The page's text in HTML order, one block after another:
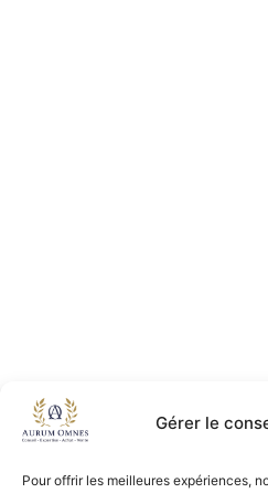
Gérer le
Pour offrir les meilleures expériences,